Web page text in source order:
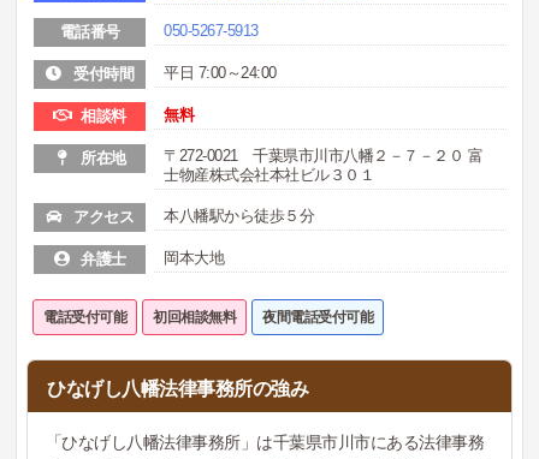
電話番号 050-5267-5913
受付時間 平日 7:00～24:00
相談料 無料
所在地
〒272-0021 千葉県市川市八幡２－７－２０ 富
士物産株式会社本社ビル３０１
アクセス 本八幡駅から徒歩５分
弁護士 岡本大地
電話受付可能 初回相談無料 夜間電話受付可能
ひなげし八幡法律事務所の強み
「ひなげし八幡法律事務所」は千葉県市川市にある法律事務